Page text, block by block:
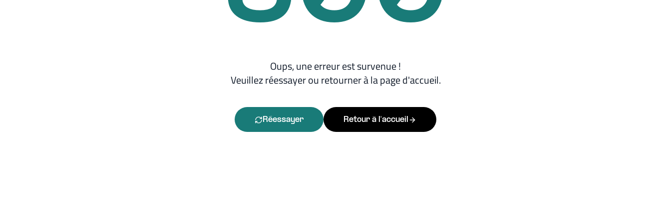
Oups, une erreur est survenue !
Veuillez réessayer ou retourner à la page d'accueil.
Réessayer Retour à l'accueil